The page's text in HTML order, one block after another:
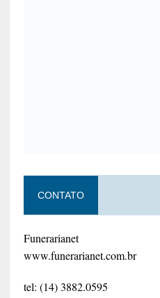
CONTATO
Funerarianet
www.funerarianet.com.br
tel: (14) 3882.0595